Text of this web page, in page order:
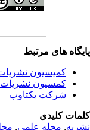
های مرتبط
کمیسیون نشریات
کمسیون نشریات
شرکت یکتاوب
کلیدی
,مجله علمی,